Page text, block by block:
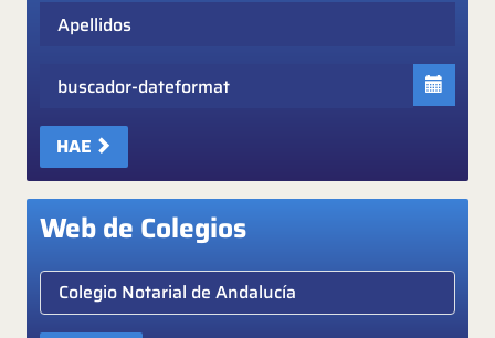
HAE
Web de Colegios
Elige colegio notarial